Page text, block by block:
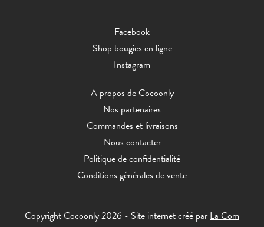
Facebook
Shop bougies en ligne
Instagram
A propos de Cocoonly
Nos partenaires
Commandes et livraisons
Nous contacter
Politique de confidentialité
Conditions générales de vente
Copyright Cocoonly 2026 - Site internet créé parLa Com